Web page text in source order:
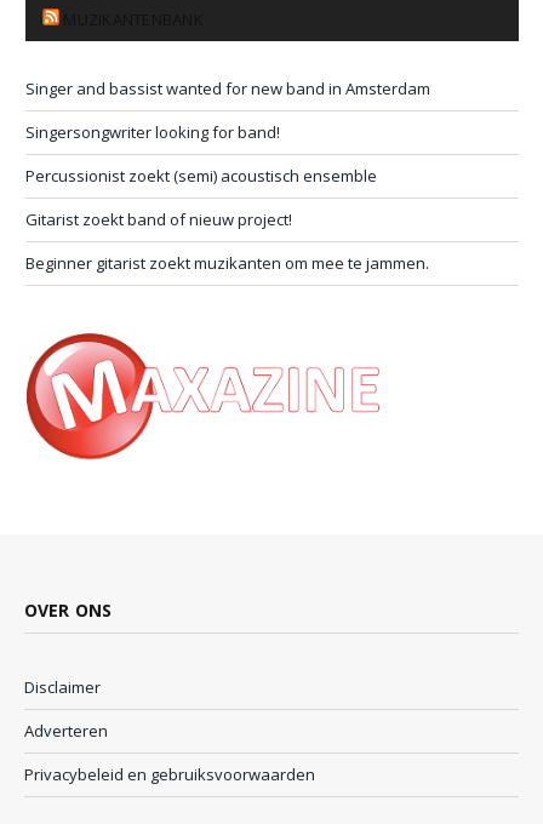
Singer and bassist wanted for new band in Amsterdam
Singersongwriter looking for band!
Percussionist zoekt (semi) acoustisch ensemble
Gitarist zoekt band of nieuw project!
Beginner gitarist zoekt muzikanten om mee te jammen.
OVER ONS
Disclaimer
Adverteren
Privacybeleid en gebruiksvoorwaarden